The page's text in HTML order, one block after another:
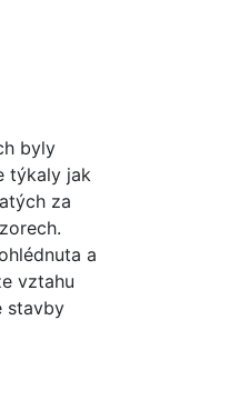
byly
týkaly jak
za
a
vztahu
stavby